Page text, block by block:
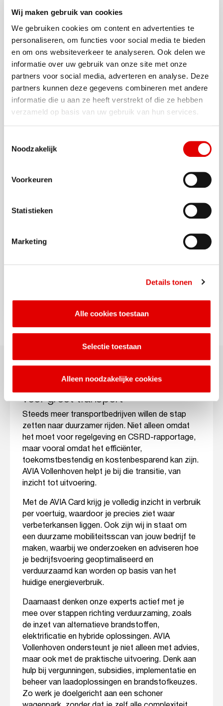
Wij maken gebruik van cookies
We gebruiken cookies om content en advertenties te
personaliseren, om functies voor social media te bieden
en om ons websiteverkeer te analyseren. Ook delen we
informatie over uw gebruik van onze site met onze
partners voor social media, adverteren en analyse. Deze
partners kunnen deze gegevens combineren met andere
informatie die u aan ze heeft verstrekt of die ze hebben
verzameld op basis van uw gebruik van hun services.
Noodzakelijk
Voorkeuren
Statistieken
Marketing
Details tonen
Alle cookies toestaan
Selectie toestaan
Alleen noodzakelijke cookies
Waar kan ik tanken?
Met de AVIA app zie je in één oogopslag waar je in
heel Europa kunt tanken en laden. Zo plan je elke
rit efficiënt en weet je precies waar je terechtkunt.
Duurzame mobiliteit
voor groot transport
Steeds meer transportbedrijven willen de stap
zetten naar duurzamer rijden. Niet alleen omdat
het moet voor regelgeving en CSRD-rapportage,
maar vooral omdat het efficiënter,
toekomstbestendig en kostenbesparend kan zijn.
AVIA Vollenhoven helpt je bij die transitie, van
inzicht tot uitvoering.
Met de AVIA Card krijg je volledig inzicht in verbruik
per voertuig, waardoor je precies ziet waar
verbeterkansen liggen. Ook zijn wij in staat om
een duurzame mobiliteitsscan van jouw bedrijf te
maken, waarbij we onderzoeken en adviseren hoe
je bedrijfsvoering geoptimaliseerd en
verduurzaamd kan worden op basis van het
huidige energieverbruik.
Daarnaast denken onze experts actief met je
mee over stappen richting verduurzaming, zoals
de inzet van alternatieve brandstoffen,
elektrificatie en hybride oplossingen. AVIA
Vollenhoven ondersteunt je niet alleen met advies,
maar ook met de praktische uitvoering. Denk aan
hulp bij vergunningen, subsidies, implementatie en
beheer van laadoplossingen en brandstofkeuzes.
Zo werk je doelgericht aan een schoner